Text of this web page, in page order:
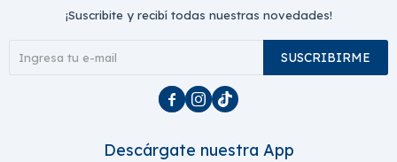
¡Suscribite y recibí todas nuestras novedades!
SUSCRIBIRME
  
Descárgate nuestra App